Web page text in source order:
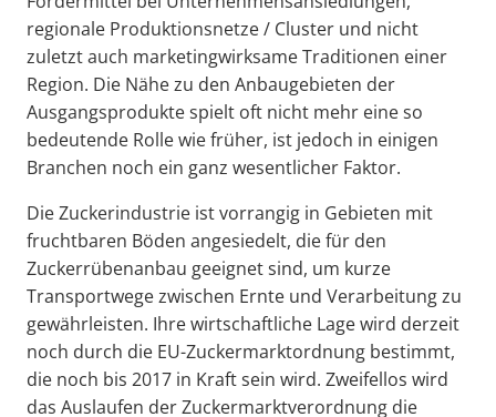
regionale Produktionsnetze / Cluster und nicht
zuletzt auch marketingwirksame Traditionen einer
Region. Die Nähe zu den Anbaugebieten der
Ausgangsprodukte spielt oft nicht mehr eine so
bedeutende Rolle wie früher, ist jedoch in einigen
Branchen noch ein ganz wesentlicher Faktor.
Die Zuckerindustrie ist vorrangig in Gebieten mit
fruchtbaren Böden angesiedelt, die für den
Zuckerrübenanbau geeignet sind, um kurze
Transportwege zwischen Ernte und Verarbeitung zu
gewährleisten. Ihre wirtschaftliche Lage wird derzeit
noch durch die EU-Zuckermarktordnung bestimmt,
die noch bis 2017 in Kraft sein wird. Zweifellos wird
das Auslaufen der Zuckermarktverordnung die